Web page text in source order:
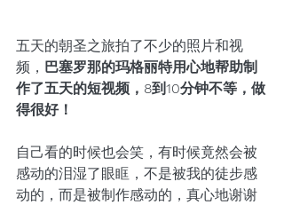
五天的朝圣之旅拍了不少的照片和视
频， 巴塞罗那的玛格丽特用心地帮助制
作了五天的短视频，8到10分钟不等，做
得很好！
自己看的时候也会笑，有时候竟然会被
感动的泪湿了眼眶，不是被我的徒步感
动的，而是被制作感动的，真心地谢谢